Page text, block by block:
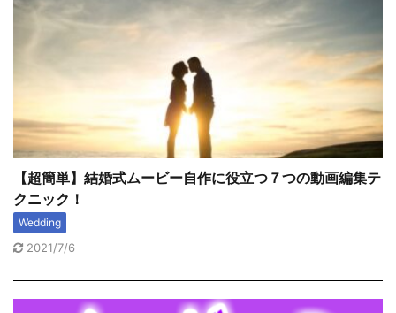
【超簡単】結婚式ムービー自作に役立つ７つの動画編集テ
クニック！
Wedding
2021/7/6